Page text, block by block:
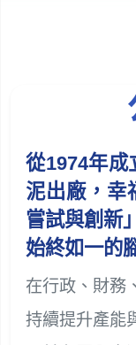
從1974年成
泥出廠，幸
嘗試與創新」
始終如一的
在行政、財務
持續提升產能